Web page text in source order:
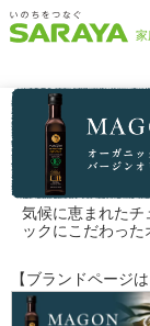
気候に恵まれたチ
ックにこだわった
【ブランドページは